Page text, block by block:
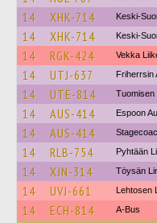
14 XHK-714 Keski-
14 XHK-714 Keski-
14 RGK-424 Vekka
14 UTJ-637 Friherrsin
14 UTE-814 Tuomisen
14 AUS-414 Espoon
14 AUS-414
14 RLB-754 Pyhtään
14 XJN-314 Töysän
14 UVJ-661 Lehtosen
14 ECH-814 A-Bus